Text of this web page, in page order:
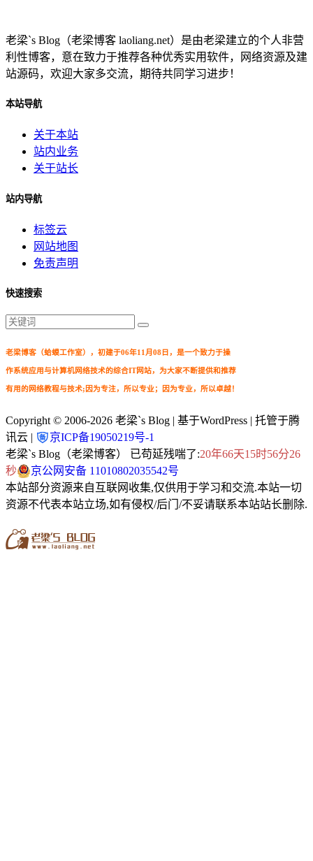
老梁`s Blog（老梁博客 laoliang.net）是由老梁建立的个人非营
利性博客，意在致力于推荐各种优秀实用软件，网络资源及建
站源码，欢迎大家多交流，期待共同学习进步！
本站导航
关于本站
站内业务
关于站长
站内导航
标签云
网站地图
免责声明
快速搜索
老梁博客（蛤蟆工作室），初建于06年11月08日，是一个致力于操
作系统应用与计算机网络技术的综合IT网站，为大家不断提供和推荐
有用的网络教程与技术;因为专注，所以专业；因为专业，所以卓越！
Copyright © 2006-2026 老梁`s Blog | 基于WordPress | 托管于腾
讯云 |
京ICP备19050219号-1
老梁`s Blog（老梁博客） 已苟延残喘了:20年66天15时56分27
秒
京公网安备 11010802035542号
本站部分资源来自互联网收集,仅供用于学习和交流.本站一切
资源不代表本站立场,如有侵权/后门/不妥请联系本站站长删除.